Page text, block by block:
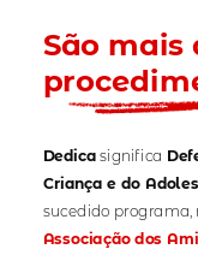
São mais
Dedica significa
Criança e do
sucedido
Associação dos